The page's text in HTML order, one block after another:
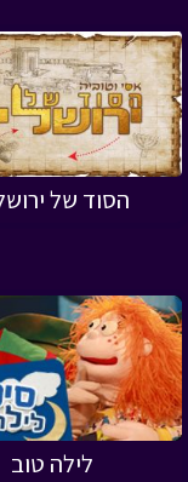
הסוד של
לילה טוב